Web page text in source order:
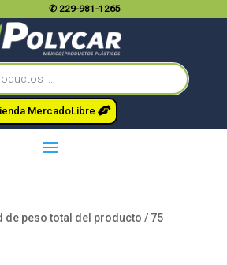
✆ 229-981-1265
MercadoLibre
de peso total del producto / 75